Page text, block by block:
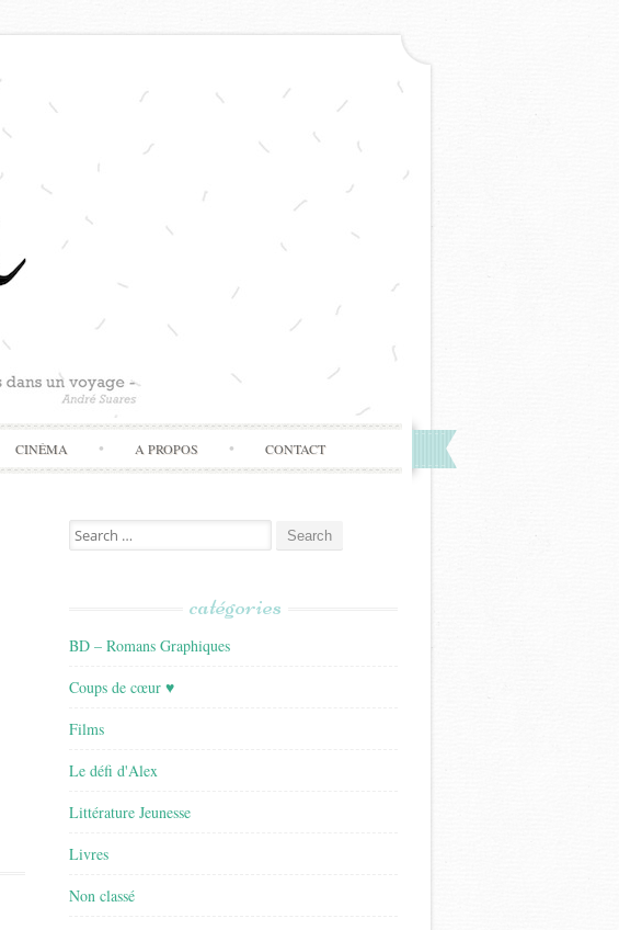
CINÉMA A PROPOS CONTACT
Search
for:
catégories
BD – Romans Graphiques
Coups de cœur ♥
Films
Le défi d'Alex
Littérature Jeunesse
Livres
Non classé